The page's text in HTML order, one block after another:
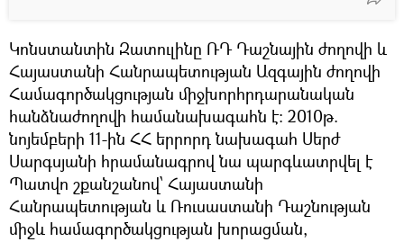
Կոնստանտին Զատուլինը ՌԴ Դաշնային ժողովի և
Հայաստանի Հանրապետության Ազգային ժողովի
Համագործակցության միջխորհրդարանական
հանձնաժողովի համանախագահն է: 2010թ.
նոյեմբերի 11-ին ՀՀ երրորդ նախագահ Սերժ
Սարգսյանի հրամանագրով նա պարգևատրվել է
Պատվո շքանշանով՝ Հայաստանի
Հանրապետության և Ռուսաստանի Դաշնության
միջև համագործակցության խորացման,